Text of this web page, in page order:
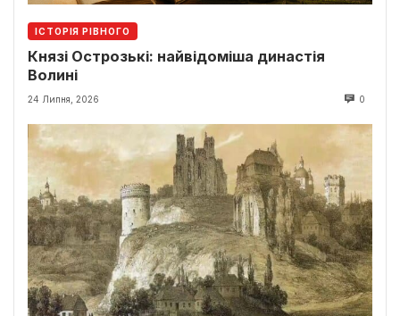
ІСТОРІЯ РІВНОГО
Князі Острозькі: найвідоміша династія
Волині
24 Липня, 2026 0